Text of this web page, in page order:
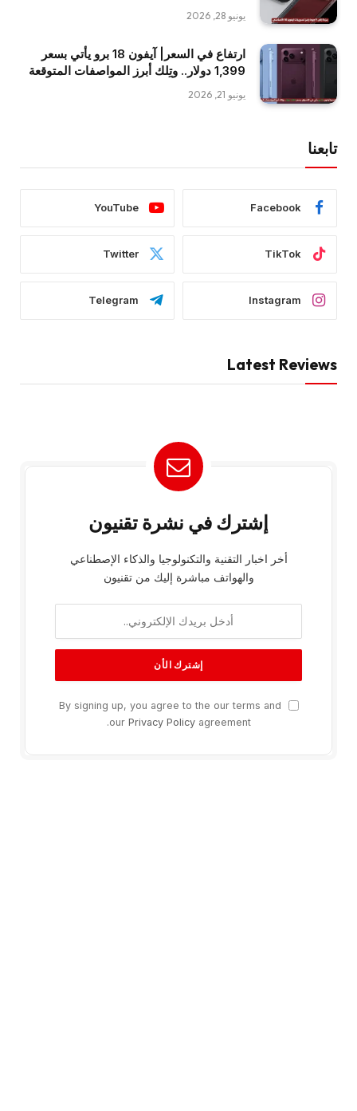
يونيو 28, 2026
ارتفاع في السعر| آيفون 18 برو يأتي بسعر
1,399 دولار.. وتِلك أبرز المواصفات المتوقعة
يونيو 21, 2026
تابعنا
Facebook
YouTube
TikTok
Twitter
Instagram
Telegram
Latest Reviews
إشترك في نشرة تقنيون
أخر اخبار التقنية والتكنولوجيا والذكاء الإصطناعي
والهواتف مباشرة إليك من تقنيون
By signing up, you agree to the our terms and
our Privacy Policyagreement.